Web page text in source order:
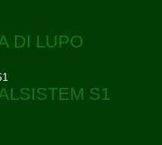
DI LUPO
S1